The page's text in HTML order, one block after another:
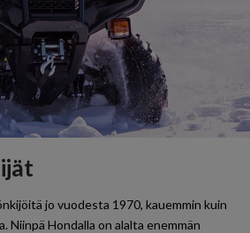
jo vuodesta 1970, kauemmin kuin
Niinpä Hondalla on alalta enemmän